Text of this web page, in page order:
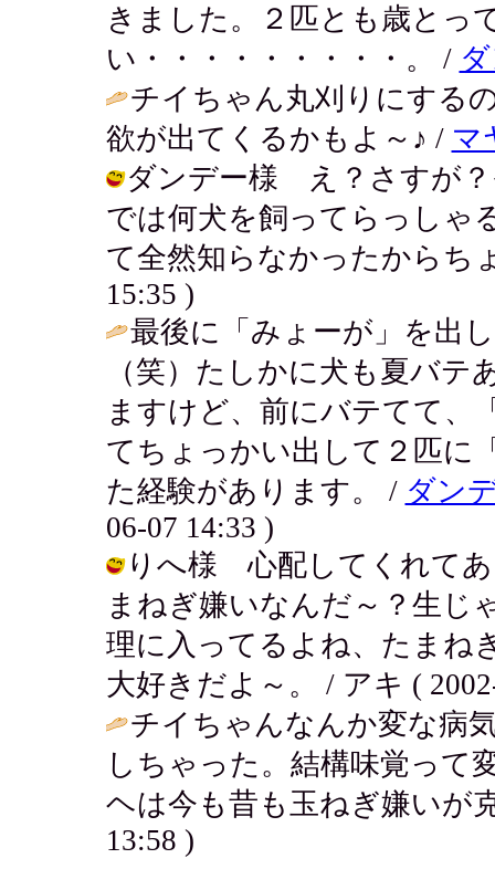
きました。２匹とも歳とっ
い・・・・・・・・・。 /
チイちゃん丸刈りにする
欲が出てくるかもよ～♪ / マ
ダンデー様 え？さすが？
では何犬を飼ってらっしゃ
て全然知らなかったからち
15:35 )
最後に「みょーが」を出
（笑）たしかに犬も夏バ
ますけど、前にバテてて、
てちょっかい出して２匹に
た経験があります。 / ダン
06-07 14:33 )
りへ様 心配してくれて
まねぎ嫌いなんだ～？生じ
理に入ってるよね、たまね
大好きだよ～。 / アキ (
チイちゃんなんか変な病
しちゃった。結構味覚って
ヘは今も昔も玉ねぎ嫌いが
13:58 )